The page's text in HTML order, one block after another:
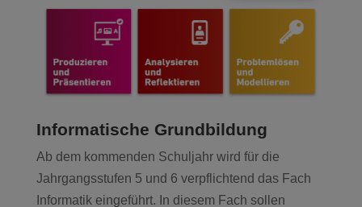
Informatische Grundbildung
Ab dem kommenden Schuljahr wird für die
Jahrgangsstufen 5 und 6 verpflichtend das Fach
Informatik eingeführt. In diesem Fach sollen